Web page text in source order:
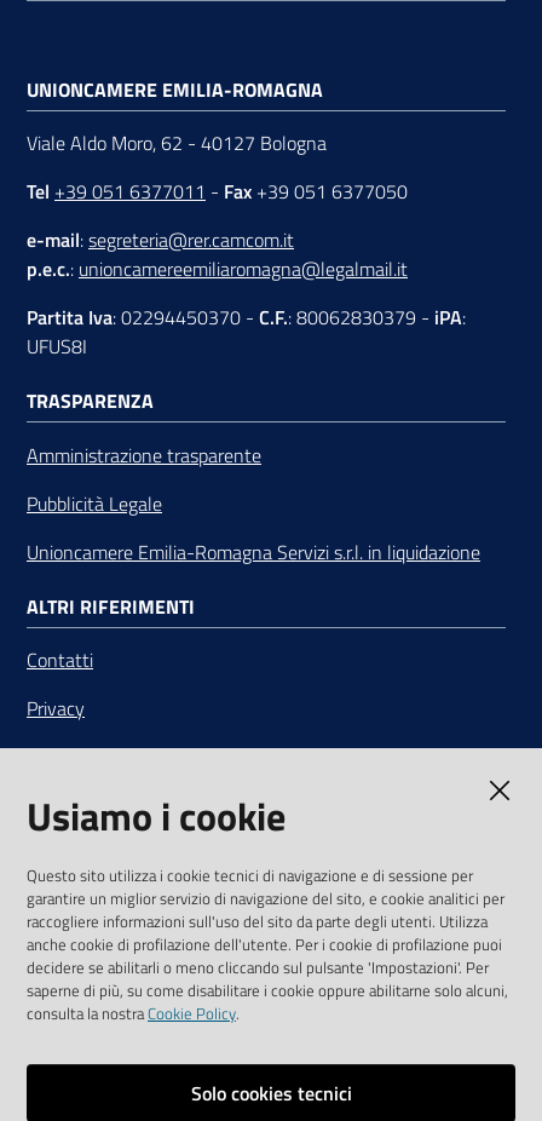
UNIONCAMERE EMILIA-ROMAGNA
Viale Aldo Moro, 62 - 40127 Bologna
Tel +39 051 6377011 - Fax +39 051 6377050
e-mail:segreteria@rer.camcom.it
p.e.c.: unioncamereemiliaromagna@legalmail.it
Partita Iva: 02294450370 - C.F.: 80062830379 - iPA:
UFUS8I
TRASPARENZA
Amministrazione trasparente
Pubblicità Legale
Unioncamere Emilia-Romagna Servizi s.r.l. in liquidazione
ALTRI RIFERIMENTI
Contatti
Privacy
Note legali
Media Policy
SEGUICI SU
YoutubeTwitterLinkedinFacebookInstagram
Usiamo i cookie
Questo sito utilizza i cookie tecnici di navigazione e di sessione per
garantire un miglior servizio di navigazione del sito, e cookie analitici per
raccogliere informazioni sull'uso del sito da parte degli utenti. Utilizza
anche cookie di profilazione dell'utente. Per i cookie di profilazione puoi
decidere se abilitarli o meno cliccando sul pulsante 'Impostazioni'. Per
saperne di più, su come disabilitare i cookie oppure abilitarne solo alcuni,
consulta la nostraCookie Policy.
Solo cookies tecnici